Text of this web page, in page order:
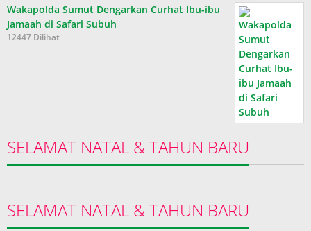
Wakapolda Sumut Dengarkan Curhat Ibu-ibu
Jamaah di Safari Subuh
12447 Dilihat
SELAMAT NATAL & TAHUN BARU
SELAMAT NATAL & TAHUN BARU